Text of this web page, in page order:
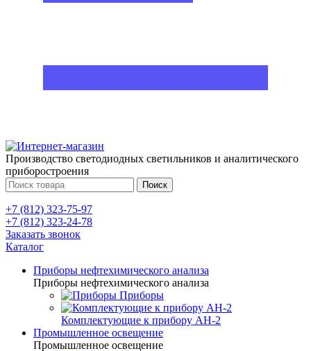
Производство светодиодных светильников и аналитического
приборостроения
Поиск
+7 (812) 323-75-97
+7 (812) 323-24-78
Заказать звонок
Каталог
Приборы нефтехимического анализа
Приборы нефтехимического анализа
Приборы
Комплектующие к прибору АН-2
Промышленное освещение
Промышленное освещение